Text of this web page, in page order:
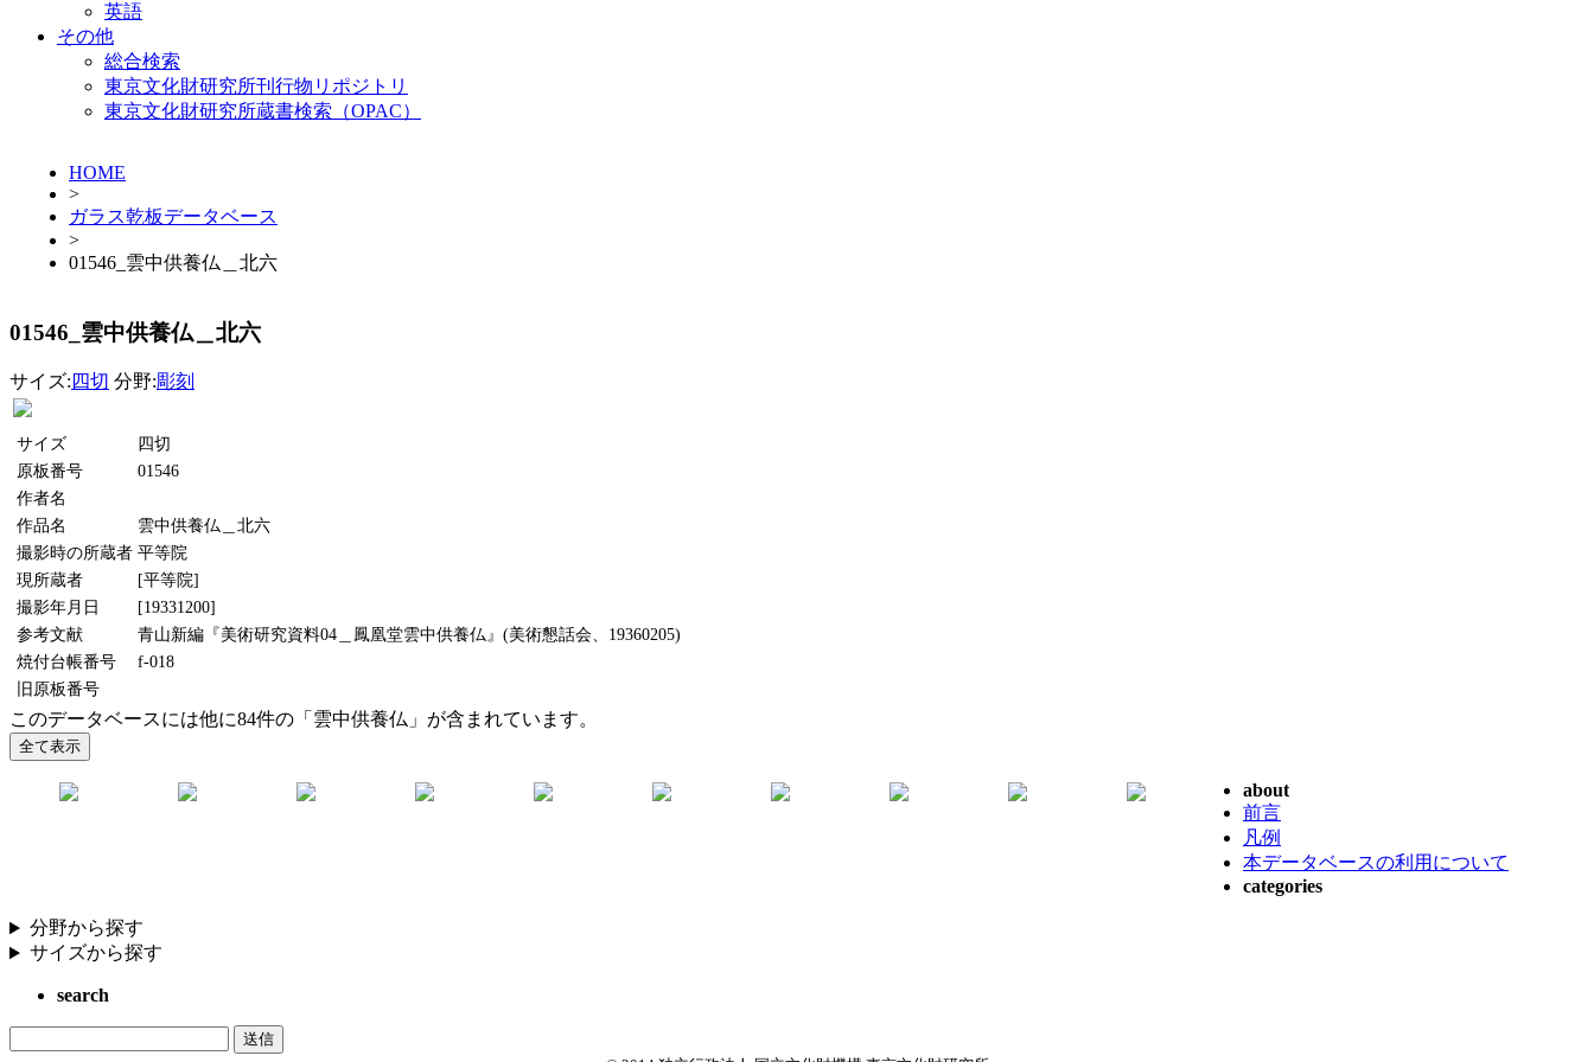
英語
その他
総合検索
東京文化財研究所刊行物リポジトリ
東京文化財研究所蔵書検索（OPAC）
HOME
>
ガラス乾板データベース
>
01546_雲中供養仏＿北六
01546_雲中供養仏＿北六
サイズ: 四切 分野:彫刻
サイズ
四切
原板番号
01546
作者名
作品名
雲中供養仏＿北六
撮影時の所蔵者 平等院
現所蔵者
[平等院]
撮影年月日
[19331200]
参考文献
青山新編『美術研究資料04＿鳳凰堂雲中供養仏』(美術懇話会、19360205)
焼付台帳番号
f-018
旧原板番号
このデータベースには他に84件の「雲中供養仏」が含まれています。
about
前言
凡例
本データベースの利用について
categories
分野から探す
サイズから探す
search